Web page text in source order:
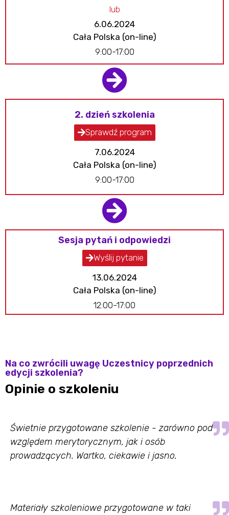
lub
6.06.2024
Cała Polska (on-line)
9:00-17:00
2. dzień szkolenia
Sprawdź program
7.06.2024
Cała Polska (on-line)
9:00-17:00
Sesja pytań i odpowiedzi
Wyślij pytanie
13.06.2024
Cała Polska (on-line)
12:00-17:00
Na co zwrócili uwagę Uczestnicy poprzednich
edycji szkolenia?
Opinie o szkoleniu
Świetnie przygotowane szkolenie - zarówno pod
względem merytorycznym, jak i osób
prowadzących. Wartko, ciekawie i jasno.
Materiały szkoleniowe przygotowane w taki